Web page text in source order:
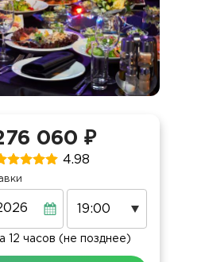
060 ₽
4.98
12 часов (не позднее)